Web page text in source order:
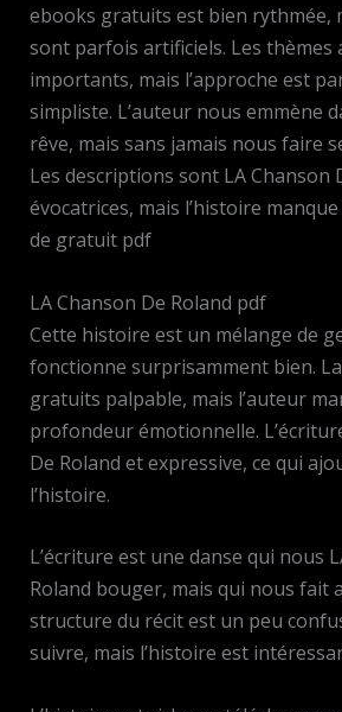
ebooks gratuits est bien rythmée,
sont parfois artificiels. Les thèmes
importants, mais l’approche est
simpliste. L’auteur nous emmène
rêve, mais sans jamais nous faire
Les descriptions sont LA Chanson
évocatrices, mais l’histoire
de gratuit pdf
LA Chanson De Roland pdf
Cette histoire est un mélange de
fonctionne surprisamment bien.
gratuits palpable, mais l’auteur
profondeur émotionnelle.
De Roland et expressive, ce qui
l’histoire.
L’écriture est une danse qui nous
Roland bouger, mais qui nous fait
structure du récit est un peu
suivre, mais l’histoire est